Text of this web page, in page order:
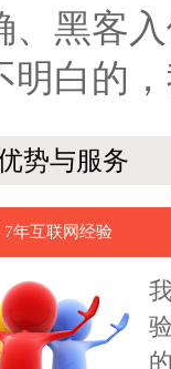
、黑客
明白的
势与服务
7年互联网经验